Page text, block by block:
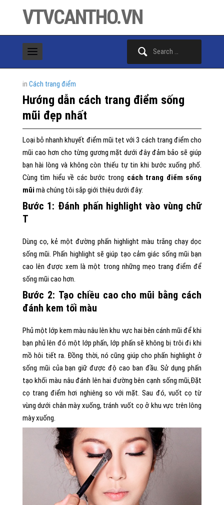
VTVCANTHO.VN
in Cách trang điểm
Hướng dẫn cách trang điểm sống
mũi đẹp nhất
Loại bỏ nhanh khuyết điểm mũi tẹt với 3 cách trang điểm cho
mũi cao hơn cho từng gương mặt dưới đây đảm bảo sẽ giúp
bạn hài lòng và không còn thiếu tự tin khi bước xuống phố.
Cùng tìm hiểu về các bước trong cách trang điểm sống
mũimà chúng tôi sắp giới thiệu dưới đây:
Bước 1: Đánh phấn highlight vào vùng chữ
T
Dùng cọ, kẻ một đường phấn highlight màu trắng chạy dọc
sống mũi. Phấn highlight sẽ giúp tạo cảm giác sống mũi bạn
cao lên được xem là một trong những mẹo trang điểm để
sống mũi cao hơn.
Bước 2: Tạo chiều cao cho mũi bằng cách
đánh kem tối màu
Phủ một lớp kem màu nâu lên khu vực hai bên cánh mũi để khi
bạn phủ lên đó một lớp phấn, lớp phấn sẽ không bị trôi đi khi
mồ hôi tiết ra. Đồng thời, nó cũng giúp cho phấn highlight ở
sống mũi của bạn giữ được độ cao ban đầu. Sử dụng phấn
tạo khối màu nâu đánh lên hai đường bên cạnh sống mũi,Đặt
cọ trang điểm hơi nghiêng so với mặt. Sau đó, vuốt cọ từ
vùng dưới chân mày xuống, tránh vuốt cọ ở khu vực trên lông
mày xuống.